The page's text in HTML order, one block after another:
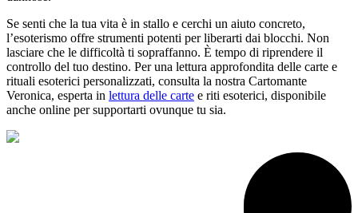
Se senti che la tua vita è in stallo e cerchi un aiuto concreto,
l’esoterismo offre strumenti potenti per liberarti dai blocchi. Non
lasciare che le difficoltà ti sopraffanno. È tempo di riprendere il
controllo del tuo destino. Per una lettura approfondita delle carte e
rituali esoterici personalizzati, consulta la nostra Cartomante
Veronica, esperta in lettura delle carte e riti esoterici, disponibile
anche online per supportarti ovunque tu sia.